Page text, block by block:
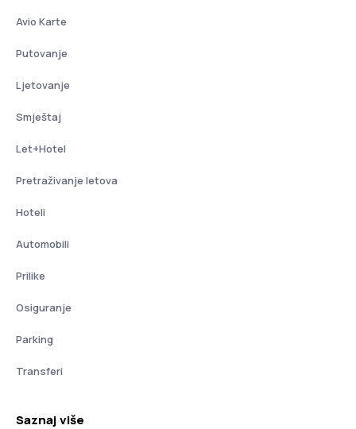
Avio Karte
Putovanje
Ljetovanje
Smještaj
Let+Hotel
Pretraživanje letova
Hoteli
Automobili
Prilike
Osiguranje
Parking
Transferi
Saznaj više